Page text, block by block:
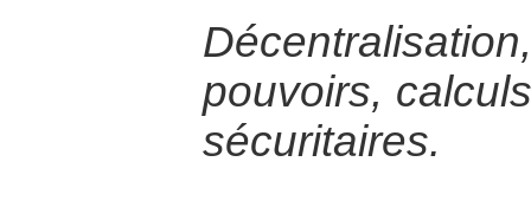
pouvoirs,
sécuritaires.